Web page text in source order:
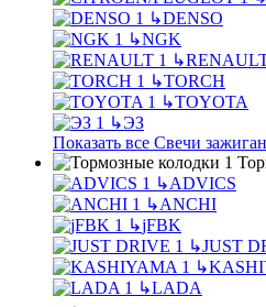
↳DENSO
↳NGK
↳
↳TORCH
↳TOYOTA
↳ЭЗ
Показать все Свечи
↳ADVICS
↳ANCHI
↳jFBK
↳JUST
↳
↳LADA